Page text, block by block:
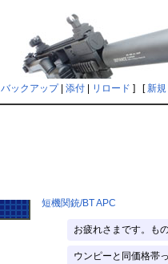
バックアップ| 添付| リロード ] [新規|
短機関銃/BT APC
お疲れさまです。も
ウンピーと同価格帯